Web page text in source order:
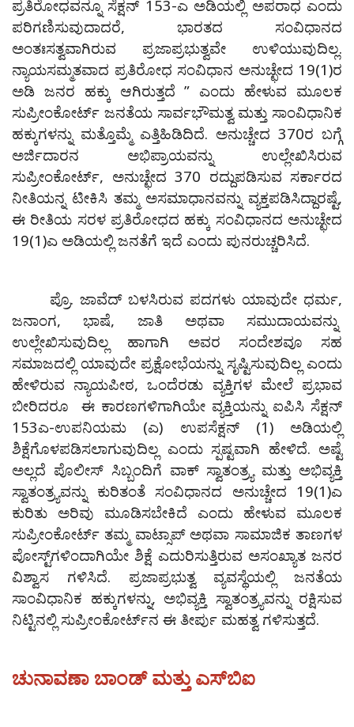
ಪ್ರತಿರೋಧವನ್ನೂ ಸೆಕ್ಷನ್‌ 153-ಎ ಅಡಿಯಲ್ಲಿ ಅಪರಾಧ ಎಂದು
ಪರಿಗಣಿಸುವುದಾದರೆ, ಭಾರತದ ಸಂವಿಧಾನದ
ಅಂತಃಸತ್ವವಾಗಿರುವ ಪ್ರಜಾಪ್ರಭುತ್ವವೇ ಉಳಿಯುವುದಿಲ್ಲ.
ನ್ಯಾಯಸಮ್ಮತವಾದ ಪ್ರತಿರೋಧ ಸಂವಿಧಾನ ಅನುಚ್ಛೇದ 19(1)ರ
ಅಡಿ ಜನರ ಹಕ್ಕು ಆಗಿರುತ್ತದೆ ” ಎಂದು ಹೇಳುವ ಮೂಲಕ
ಸುಪ್ರೀಂಕೋರ್ಟ್‌ ಜನತೆಯ ಸಾರ್ವಭೌಮತ್ವ ಮತ್ತು ಸಾಂವಿಧಾನಿಕ
ಹಕ್ಕುಗಳನ್ನು ಮತ್ತೊಮ್ಮೆ ಎತ್ತಿಹಿಡಿದಿದೆ. ಅನುಚ್ಚೇದ 370ರ ಬಗ್ಗೆ
ಅರ್ಜಿದಾರನ ಅಭಿಪ್ರಾಯವನ್ನು ಉಲ್ಲೇಖಿಸಿರುವ
ಸುಪ್ರೀಂಕೋರ್ಟ್‌, ಅನುಚ್ಛೇದ 370 ರದ್ದುಪಡಿಸುವ ಸರ್ಕಾರದ
ನೀತಿಯನ್ನ ಟೀಕಿಸಿ ತಮ್ಮ ಅಸಮಾಧಾನವನ್ನು ವ್ಯಕ್ತಪಡಿಸಿದ್ದಾರಷ್ಟೆ,
ಈ ರೀತಿಯ ಸರಳ ಪ್ರತಿರೋಧದ ಹಕ್ಕು ಸಂವಿಧಾನದ ಅನುಚ್ಛೇದ
19(1)ಎ ಅಡಿಯಲ್ಲಿ ಜನತೆಗೆ ಇದೆ ಎಂದು ಪುನರುಚ್ಚರಿಸಿದೆ.
ಪ್ರೊ. ಜಾವೆದ್‌ ಬಳಸಿರುವ ಪದಗಳು ಯಾವುದೇ ಧರ್ಮ,
ಜನಾಂಗ, ಭಾಷೆ, ಜಾತಿ ಅಥವಾ ಸಮುದಾಯವನ್ನು
ಉಲ್ಲೇಖಿಸುವುದಿಲ್ಲ ಹಾಗಾಗಿ ಅವರ ಸಂದೇಶವೂ ಸಹ
ಸಮಾಜದಲ್ಲಿ ಯಾವುದೇ ಪ್ರಕ್ಷೋಭೆಯನ್ನು ಸೃಷ್ಟಿಸುವುದಿಲ್ಲ ಎಂದು
ಹೇಳಿರುವ ನ್ಯಾಯಪೀಠ, ಒಂದೆರಡು ವ್ಯಕ್ತಿಗಳ ಮೇಲೆ ಪ್ರಭಾವ
ಬೀರಿದರೂ ಈ ಕಾರಣಗಳಿಗಾಗಿಯೇ ವ್ಯಕ್ತಿಯನ್ನು ಐಪಿಸಿ ಸೆಕ್ಷನ್‌
153ಎ-ಉಪನಿಯಮ (ಎ) ಉಪಸೆಕ್ಷನ್‌ (1) ಅಡಿಯಲ್ಲಿ
ಶಿಕ್ಷೆಗೊಳಪಡಿಸಲಾಗುವುದಿಲ್ಲ ಎಂದು ಸ್ಪಷ್ಟವಾಗಿ ಹೇಳಿದೆ. ಅಷ್ಟೆ
ಅಲ್ಲದೆ ಪೊಲೀಸ್‌ ಸಿಬ್ಬಂದಿಗೆ ವಾಕ್‌ ಸ್ವಾತಂತ್ರ್ಯ ಮತ್ತು ಅಭಿವ್ಯಕ್ತಿ
ಸ್ವಾತಂತ್ರ್ಯವನ್ನು ಕುರಿತಂತೆ ಸಂವಿಧಾನದ ಅನುಚ್ಚೇದ 19(1)ಎ
ಕುರಿತು ಅರಿವು ಮೂಡಿಸಬೇಕಿದೆ ಎಂದು ಹೇಳುವ ಮೂಲಕ
ಸುಪ್ರೀಂಕೋರ್ಟ್‌ ತಮ್ಮ ವಾಟ್ಸಾಪ್‌ ಅಥವಾ ಸಾಮಾಜಿಕ ತಾಣಗಳ
ಪೋಸ್ಟ್‌ಗಳಿಂದಾಗಿಯೇ ಶಿಕ್ಷೆ ಎದುರಿಸುತ್ತಿರುವ ಅಸಂಖ್ಯಾತ ಜನರ
ವಿಶ್ವಾಸ ಗಳಿಸಿದೆ. ಪ್ರಜಾಪ್ರಭುತ್ವ ವ್ಯವಸ್ಥೆಯಲ್ಲಿ ಜನತೆಯ
ಸಾಂವಿಧಾನಿಕ ಹಕ್ಕುಗಳನ್ನು, ಅಭಿವ್ಯಕ್ತಿ ಸ್ವಾತಂತ್ರ್ಯವನ್ನು ರಕ್ಷಿಸುವ
ನಿಟ್ಟಿನಲ್ಲಿ ಸುಪ್ರೀಂಕೋರ್ಟ್‌ನ ಈ ತೀರ್ಪು ಮಹತ್ವ ಗಳಿಸುತ್ತದೆ.
ಚುನಾವಣಾ ಬಾಂಡ್‌ ಮತ್ತು ಎಸ್‌ಬಿಐ